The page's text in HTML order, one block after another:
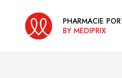
PHARMACIE
BY MEDIPRIX